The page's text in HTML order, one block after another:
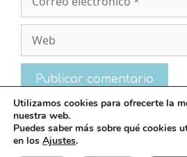
electrónico
Utilizamos cookies para ofrecerte la
nuestra web.
Puedes saber más sobre qué cookies
en los Ajustes.